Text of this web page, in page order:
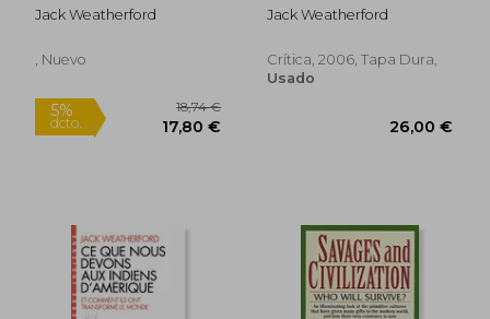
Jack Weatherford
, Nuevo
Moderno
Jack Weatherford
Crítica, 2006, Tapa Dura,
Usado